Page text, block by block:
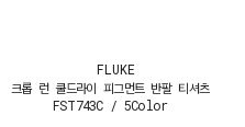
FLUKE
크롭 런 쿨드라이 피그먼트 반팔 티셔츠
FST743C / 5Color